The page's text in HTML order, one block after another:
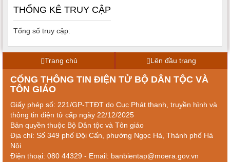
THỐNG KÊ TRUY CẬP
Tổng số truy cập:
Trang chủ Lên đầu trang
CỔNG THÔNG TIN ĐIỆN TỬ BỘ DÂN TỘC VÀ
TÔN GIÁO
Giấy phép số: 221/GP-TTĐT do Cục Phát thanh, truyền hình và
thông tin điện tử cấp ngày 22/12/2025
Bản quyền thuộc Bộ Dân tộc và Tôn giáo
Địa chỉ: Số 349 phố Đội Cấn, phường Ngọc Hà, Thành phố Hà
Nội
Điện thoại: 080 44329 - Email: banbientap@moera.gov.vn